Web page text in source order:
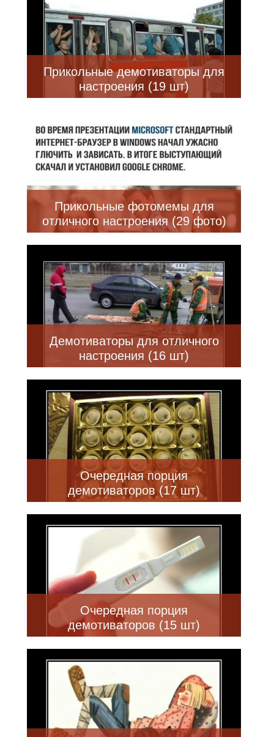
Прикольные демотиваторы для
настроения (19 шт)
Прикольные фотомемы для
отличного настроения (29 фото)
Демотиваторы для отличного
настроения (16 шт)
Очередная порция
демотиваторов (17 шт)
Очередная порция
демотиваторов (15 шт)